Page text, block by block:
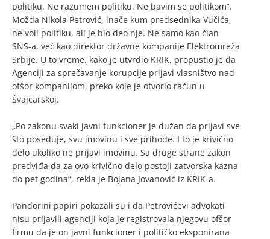
politiku. Ne razumem politiku. Ne bavim se politikom“.
Možda Nikola Petrović, inače kum predsednika Vučića,
ne voli politiku, ali je bio deo nje. Ne samo kao član
SNS-a, već kao direktor državne kompanije Elektromreža
Srbije. U to vreme, kako je utvrdio KRIK, propustio je da
Agenciji za sprečavanje korupcije prijavi vlasništvo nad
ofšor kompanijom, preko koje je otvorio račun u
Švajcarskoj.
„Po zakonu svaki javni funkcioner je dužan da prijavi sve
što poseduje, svu imovinu i sve prihode. I to je krivično
delo ukoliko ne prijavi imovinu. Sa druge strane zakon
predviđa da za ovo krivično delo postoji zatvorska kazna
do pet godina“, rekla je Bojana Jovanović iz KRIK-a.
Pandorini papiri pokazali su i da Petrovićevi advokati
nisu prijavili agenciji koja je registrovala njegovu ofšor
firmu da je on javni funkcioner i političko eksponirana